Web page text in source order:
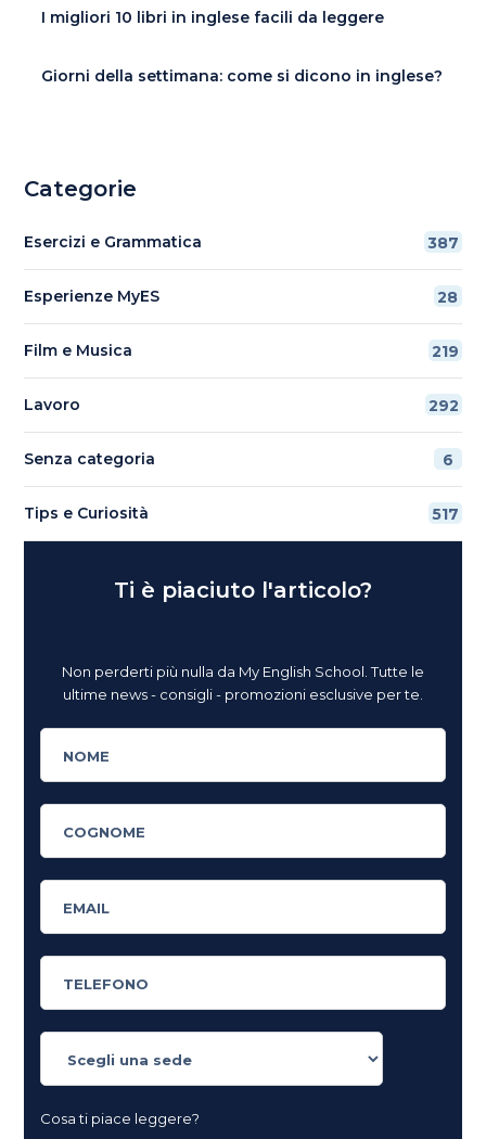
I migliori 10 libri in inglese facili da leggere
Giorni della settimana: come si dicono in inglese?
Categorie
Esercizi e Grammatica 387
Esperienze MyES 28
Film e Musica 219
Lavoro 292
Senza categoria 6
Tips e Curiosità 517
Ti è piaciuto l'articolo?
Non perderti più nulla da My English School. Tutte le
ultime news - consigli - promozioni esclusive per te.
Cosa ti piace leggere?